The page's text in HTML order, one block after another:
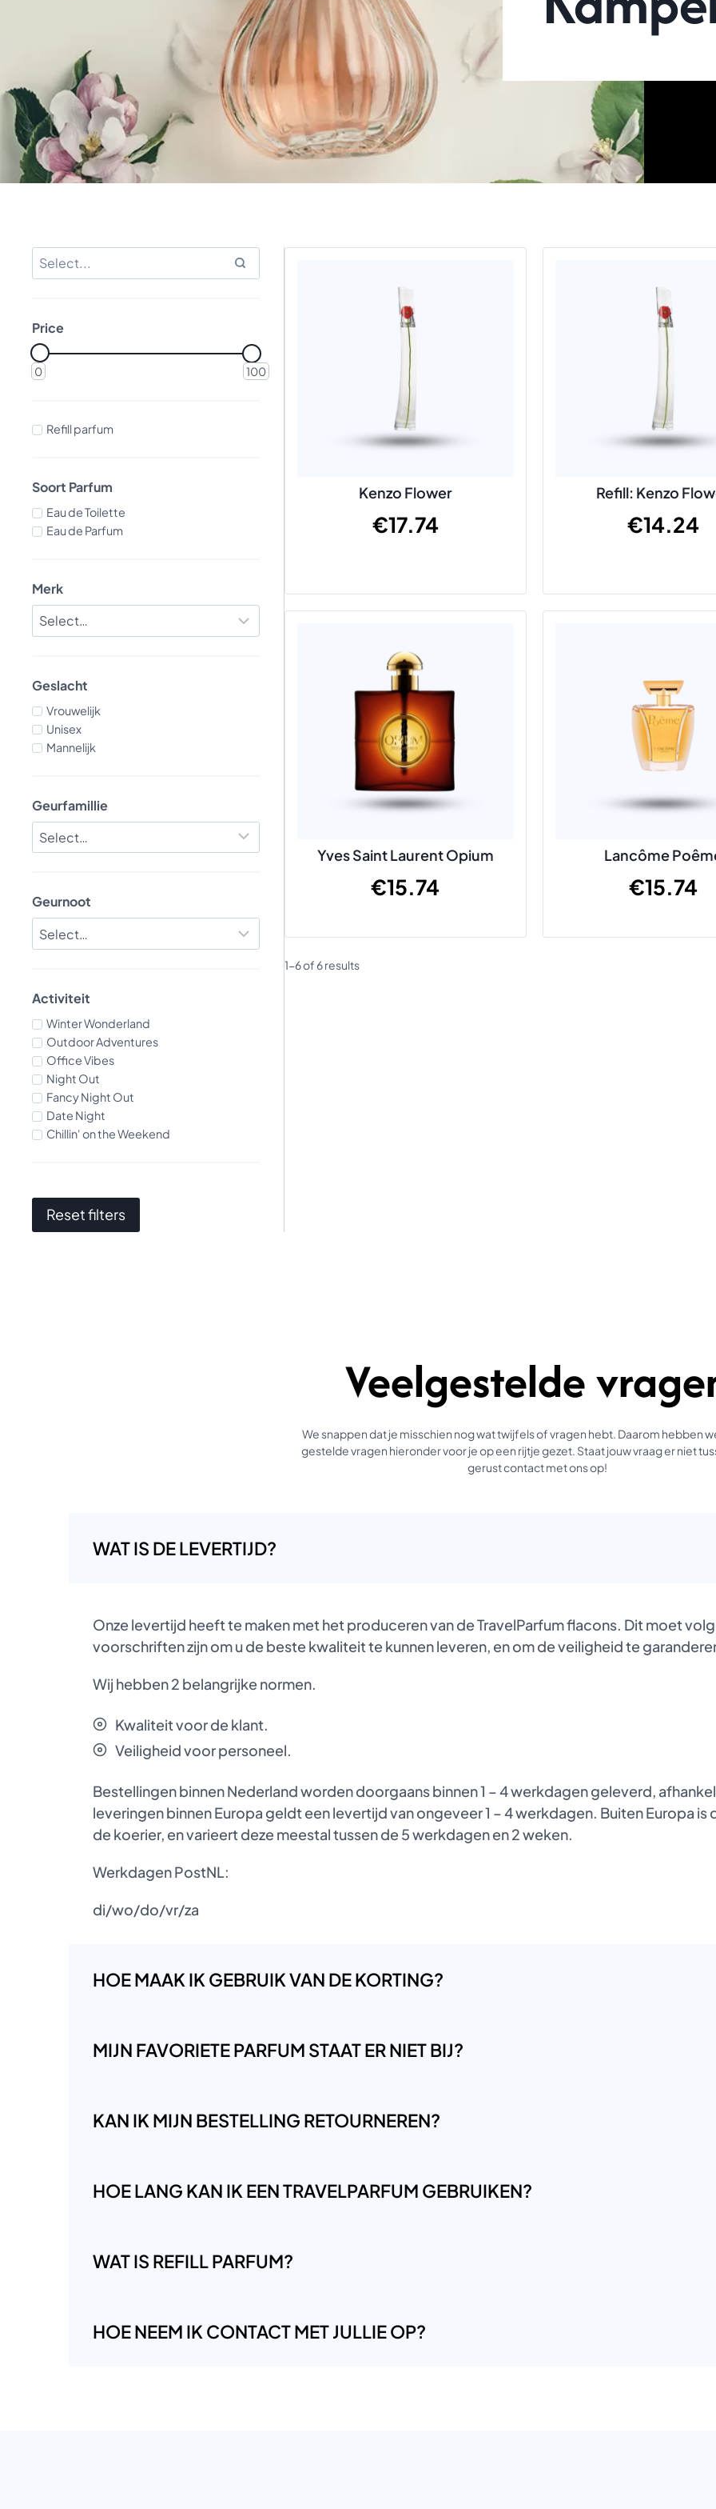
Price
0 100
Refill parfum
Soort Parfum
Eau de Toilette
Eau de Parfum
Merk
Geslacht
Vrouwelijk
Unisex
Mannelijk
Geurfamillie
Geurnoot
Activiteit
Winter Wonderland
Outdoor Adventures
Office Vibes
Night Out
Fancy Night Out
Date Night
Chillin' on the Weekend
Reset filters
Kenzo Flower
€17.74
Refill: Kenzo
€14.24
Yves Saint Laurent Opium
€15.74
Lancôme
€15.74
1-6 of 6 results
Veelgestelde
We snappen dat je misschien nog wat twijfels of vragen hebt. Daarom hebben
gestelde vragen hieronder voor je op een rijtje gezet. Staat jouw vraag er niet
gerust contact met ons op!
WAT IS DE LEVERTIJD?
Onze levertijd heeft te maken met het produceren van de TravelParfum flacons. Dit moet
voorschriften zijn om u de beste kwaliteit te kunnen leveren, en om de veiligheid te
Wij hebben 2 belangrijke normen.
Kwaliteit voor de klant.
Veiligheid voor personeel.
Bestellingen binnen Nederland worden doorgaans binnen 1 – 4 werkdagen geleverd,
leveringen binnen Europa geldt een levertijd van ongeveer 1 – 4 werkdagen. Buiten Europa is
de koerier, en varieert deze meestal tussen de 5 werkdagen en 2 weken.
Werkdagen PostNL:
di/wo/do/vr/za
HOE MAAK IK GEBRUIK VAN DE KORTING?
MIJN FAVORIETE PARFUM STAAT ER NIET BIJ?
KAN IK MIJN BESTELLING RETOURNEREN?
HOE LANG KAN IK EEN TRAVELPARFUM GEBRUIKEN?
WAT IS REFILL PARFUM?
HOE NEEM IK CONTACT MET JULLIE OP?